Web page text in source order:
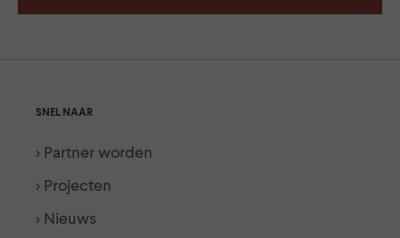
SNEL NAAR
> Partner worden
> Projecten
> Nieuws